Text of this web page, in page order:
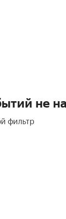
не
фильтр